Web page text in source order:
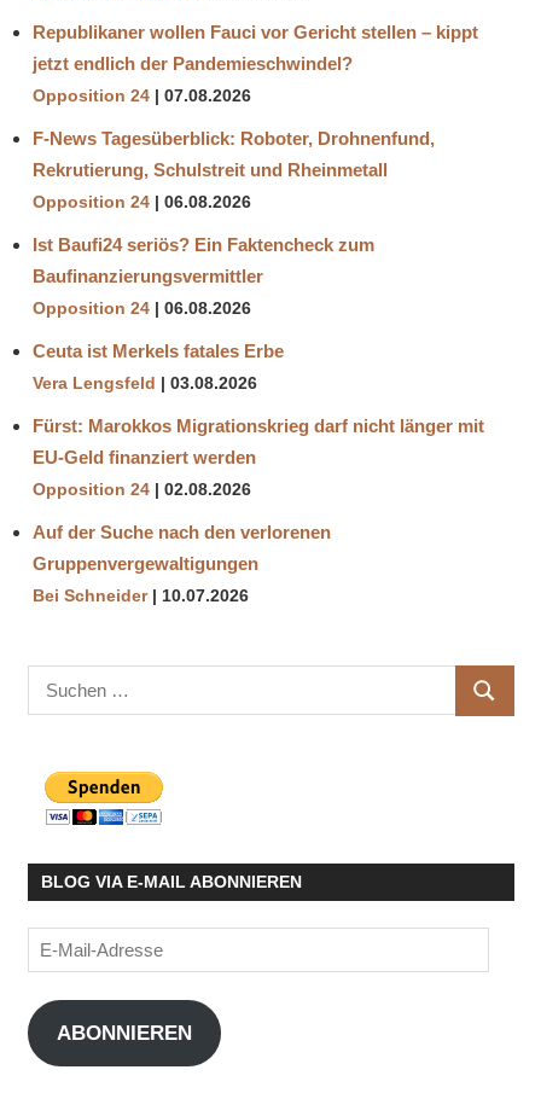
Republikaner wollen Fauci vor Gericht stellen – kippt
jetzt endlich der Pandemieschwindel?
Opposition 24 07.08.2026
F-News Tagesüberblick: Roboter, Drohnenfund,
Rekrutierung, Schulstreit und Rheinmetall
Opposition 24 06.08.2026
Ist Baufi24 seriös? Ein Faktencheck zum
Baufinanzierungsvermittler
Opposition 24 06.08.2026
Ceuta ist Merkels fatales Erbe
Vera Lengsfeld 03.08.2026
Fürst: Marokkos Migrationskrieg darf nicht länger mit
EU-Geld finanziert werden
Opposition 24 02.08.2026
Auf der Suche nach den verlorenen
Gruppenvergewaltigungen
Bei Schneider 10.07.2026
Suchen
nach:
SUCHEN
BLOG VIA E-MAIL ABONNIEREN
E-
Mail-
Adresse
ABONNIEREN